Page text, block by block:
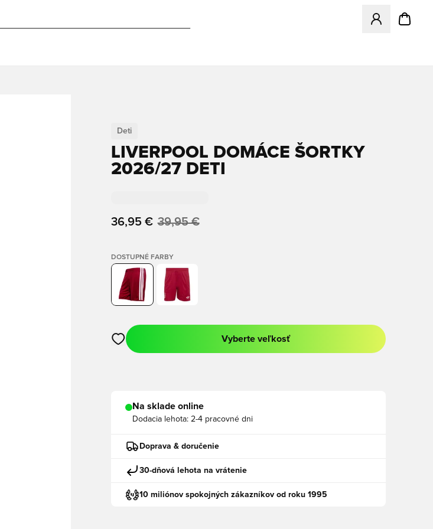
Otvorí modál
Deti
LIVERPOOL DOMÁCE ŠORTKY
2026/27 DETI
36,95 € 39,95 €
DOSTUPNÉ FARBY
Otvorí modál na prihlásenie alebo registráciu ako člen
Vyberte veľkosť
Na sklade online
Dodacia lehota: 2-4 pracovné dni
Doprava & doručenie
30-dňová lehota na vrátenie
10 miliónov spokojných zákazníkov od roku 1995